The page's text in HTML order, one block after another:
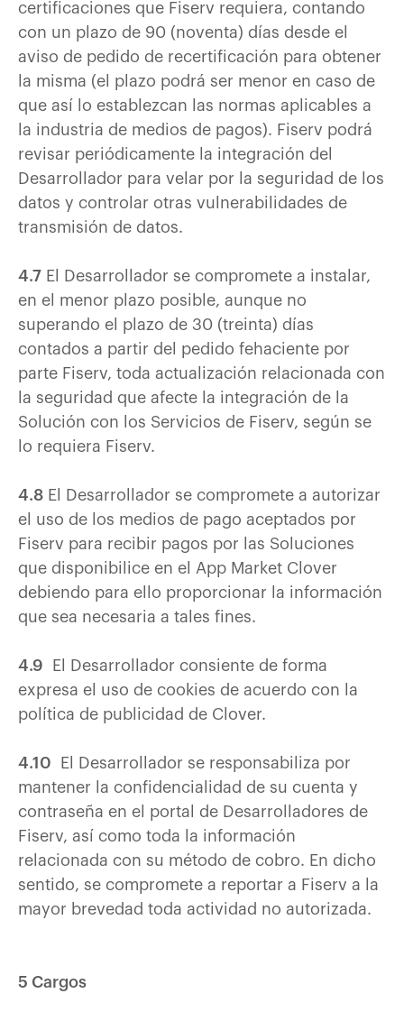
certificaciones que Fiserv requiera, contando
con un plazo de 90 (noventa) días desde el
aviso de pedido de recertificación para obtener
la misma (el plazo podrá ser menor en caso de
que así lo establezcan las normas aplicables a
la industria de medios de pagos). Fiserv podrá
revisar periódicamente la integración del
Desarrollador para velar por la seguridad de los
datos y controlar otras vulnerabilidades de
transmisión de datos.
4.7 El Desarrollador se compromete a instalar,
en el menor plazo posible, aunque no
superando el plazo de 30 (treinta) días
contados a partir del pedido fehaciente por
parte Fiserv, toda actualización relacionada con
la seguridad que afecte la integración de la
Solución con los Servicios de Fiserv, según se
lo requiera Fiserv.
4.8 El Desarrollador se compromete a autorizar
el uso de los medios de pago aceptados por
Fiserv para recibir pagos por las Soluciones
que disponibilice en el App Market Clover
debiendo para ello proporcionar la información
que sea necesaria a tales fines.
4.9 El Desarrollador consiente de forma
expresa el uso de cookies de acuerdo con la
política de publicidad de Clover.
4.10 El Desarrollador se responsabiliza por
mantener la confidencialidad de su cuenta y
contraseña en el portal de Desarrolladores de
Fiserv, así como toda la información
relacionada con su método de cobro. En dicho
sentido, se compromete a reportar a Fiserv a la
mayor brevedad toda actividad no autorizada.
5 Cargos